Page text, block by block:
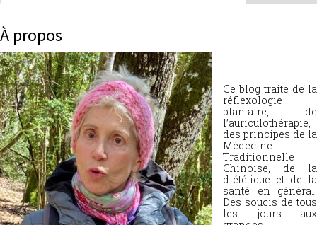
À propos
Ce blog traite de la
réflexologie
plantaire, de
l’auriculothérapie,
des principes de la
Médecine
Traditionnelle
Chinoise, de la
diététique et de la
santé en général.
Des soucis de tous
les jours aux